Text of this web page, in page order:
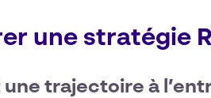
une stratégie
une trajectoire à